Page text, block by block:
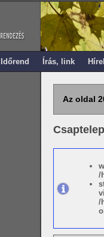
Időrend Írás, link
Az oldal
Csaptelep
/
/